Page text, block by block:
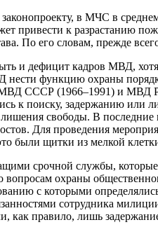
в МЧС в
привести к разрастанию
По его словам, прежде
и дефицит кадров МВД,
функцию охраны
СССР (1966–1991) и МВД
к поиску, задержанию или
свободы. В
Для проведения
были щитки из мелкой
срочной службы,
вопросам охраны
с которыми
сотрудника
как правило, лишь